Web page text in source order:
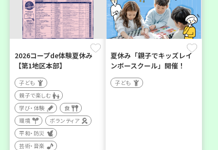
2026コープde体験夏休み
【第1地区本部】
子ども
親子で楽しむ
学び・体験
食
環境
ボランティア
平和・防災
芸術・音楽
夏休み「親子でキッズレイ
ンボースクール」開催！
子ども